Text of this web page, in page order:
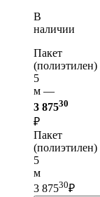
В
наличии
Пакет
(полиэтилен)
5
м —
3 87530
₽
Пакет
(полиэтилен)
5
м
3 87530₽